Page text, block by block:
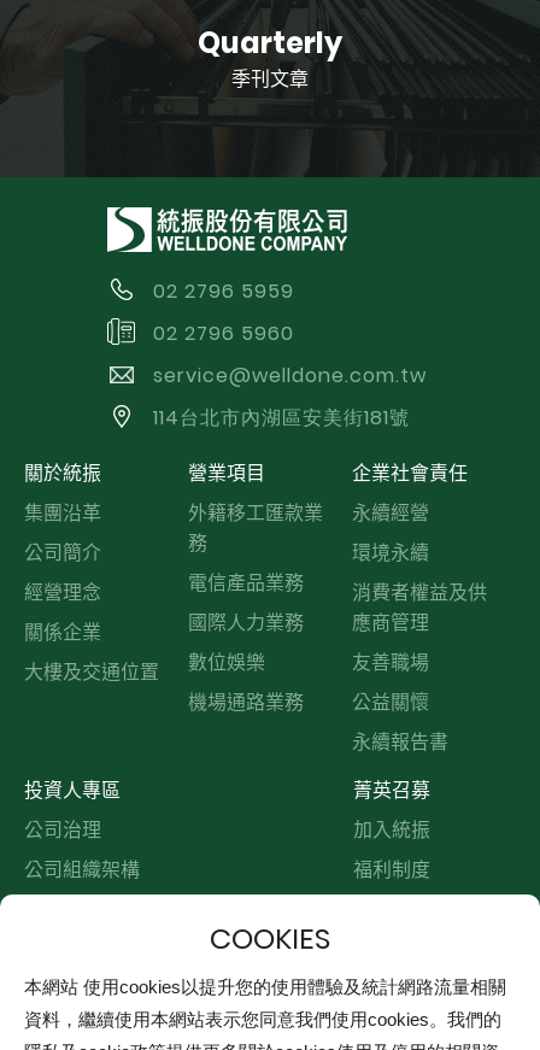
本網站 使用cookies以提升您的使用體驗及統計網路流量相關
資料，繼續使用本網站表示您同意我們使用cookies。我們的
Quarterly
季刊文章
02 2796 5959
02 2796 5960
service@welldone.com.tw
114台北市內湖區安美街181號
關於統振
集團沿革
公司簡介
經營理念
關係企業
大樓及交通位置
營業項目
外籍移工匯款業
務
電信產品業務
國際人力業務
數位娛樂
機場通路業務
企業社會責任
永續經營
環境永續
消費者權益及供
應商管理
友善職場
公益關懷
永續報告書
投資人專區
公司治理
公司組織架構
股票資料&重大訊息
利害關係人專區
菁英召募
加入統振
福利制度